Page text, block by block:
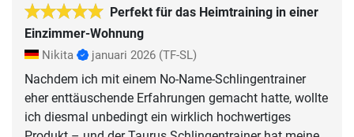
Perfekt für das Heimtraining in einer
Einzimmer-Wohnung
Nikita januari 2026 (TF-SL)
Nachdem ich mit einem No-Name-Schlingentrainer
eher enttäuschende Erfahrungen gemacht hatte, wollte
ich diesmal unbedingt ein wirklich hochwertiges